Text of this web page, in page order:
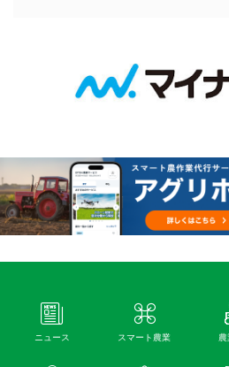
ニュース スマート農業